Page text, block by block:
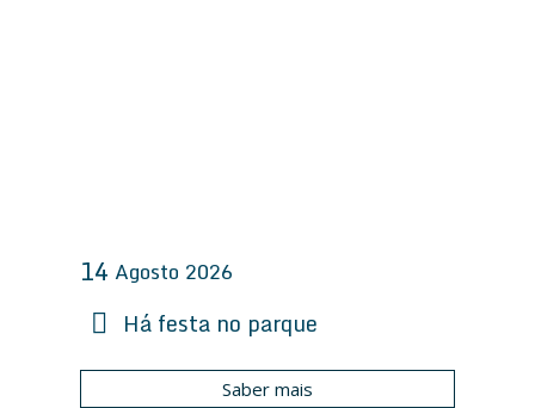
14 Agosto 2026
Há festa no parque
Saber mais